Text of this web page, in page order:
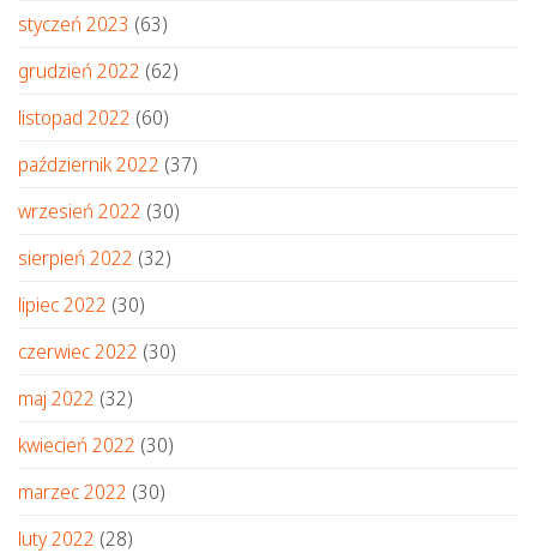
styczeń 2023 (63)
grudzień 2022 (62)
listopad 2022 (60)
październik 2022 (37)
wrzesień 2022 (30)
sierpień 2022 (32)
lipiec 2022 (30)
czerwiec 2022 (30)
maj 2022 (32)
kwiecień 2022 (30)
marzec 2022 (30)
luty 2022 (28)